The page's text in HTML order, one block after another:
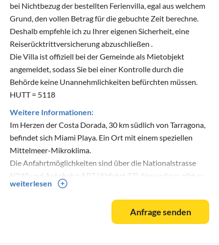
bei Nichtbezug der bestellten Ferienvilla, egal aus welchem
Grund, den vollen Betrag für die gebuchte Zeit berechne.
Deshalb empfehle ich zu Ihrer eigenen Sicherheit, eine
Reiserücktrittversicherung abzuschließen .
Die Villa ist offiziell bei der Gemeinde als Mietobjekt
angemeldet, sodass Sie bei einer Kontrolle durch die
Behörde keine Unannehmlichkeiten befürchten müssen.
HUTT = 5118
Weitere Informationen:
Im Herzen der Costa Dorada, 30 km südlich von Tarragona,
befindet sich Miami Playa. Ein Ort mit einem speziellen
Mittelmeer-Mikroklima.
Die Anfahrtmöglichkeiten sind über die Nationalstrasse
N340 und Autobahn AP7,(Abfahrt 37). Neuerdings gibt es
eine Autovia, die parallel zur Autopista verläuft und
mautfrei ist. Der Bahnhof ist in Hospitalet de Infant, der
Flughafen in Reus (25 km entfernt) (Costa Brava entfernt).
Die Anreise ist auch über internationalen Buslinien zu
weiterlesen
Anfrage senden